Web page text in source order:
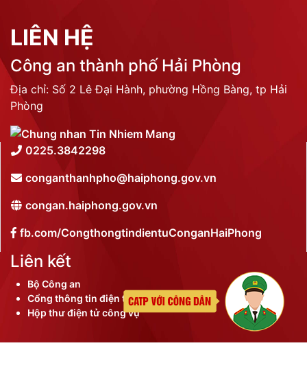
LIÊN HỆ
Công an thành phố Hải Phòng
Địa chỉ: Số 2 Lê Đại Hành, phường Hồng Bàng, tp Hải
Phòng
0225.3842298
conganthanhpho@haiphong.gov.vn
congan.haiphong.gov.vn
fb.com/CongthongtindientuConganHaiPhong
Liên kết
Bộ Công an
Cổng thông tin điện tử thành phố
Hộp thư điện tử công vụ